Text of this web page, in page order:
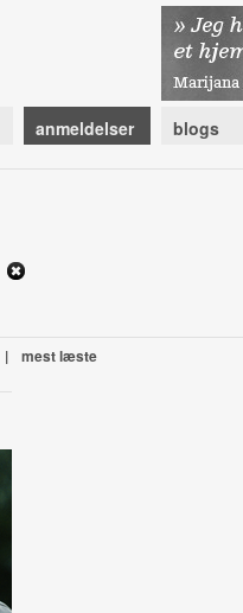
anmeldelser blogs
| mest læste